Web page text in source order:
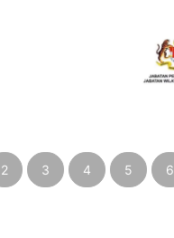
2 3 4 5 6